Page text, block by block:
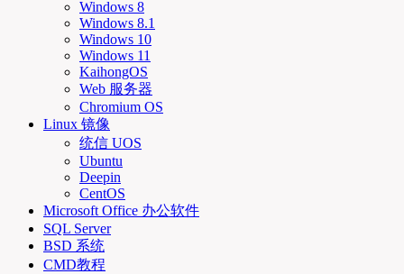
Windows 8
Windows 8.1
Windows 10
Windows 11
KaihongOS
Web 服务器
Chromium OS
Linux 镜像
统信 UOS
Ubuntu
Deepin
CentOS
Microsoft Office 办公软件
SQL Server
BSD 系统
CMD教程